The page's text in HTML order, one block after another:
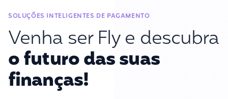
SOLUÇÕES INTELIGENTES DE PAGAMENTO
Venha ser Fly e descubra
o futuro das suas
finanças!